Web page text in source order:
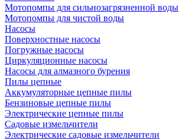
Мотопомпы для сильнозагрязненной воды
Мотопомпы для чистой воды
Насосы
Поверхностные насосы
Погружные насосы
Циркуляционные насосы
Насосы для алмазного бурения
Пилы цепные
Аккумуляторные цепные пилы
Бензиновые цепные пилы
Электрические цепные пилы
Садовые измельчители
Электрические садовые измельчители